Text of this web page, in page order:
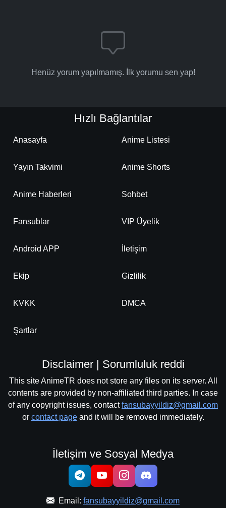
Henüz yorum yapılmamış. İlk yorumu sen yap!
Hızlı Bağlantılar
Anasayfa Anime Listesi
Yayın Takvimi Anime Shorts
Anime Haberleri Sohbet
Fansublar VIP Üyelik
Android APP İletişim
Ekip Gizlilik
KVKK DMCA
Şartlar
Disclaimer | Sorumluluk reddi
This site AnimeTR does not store any files on its server. All
contents are provided by non-affiliated third parties. In case
of any copyright issues, contactfansubayyildiz@gmail.com
or contact pageand it will be removed immediately.
İletişim ve Sosyal Medya
Email: fansubayyildiz@gmail.com